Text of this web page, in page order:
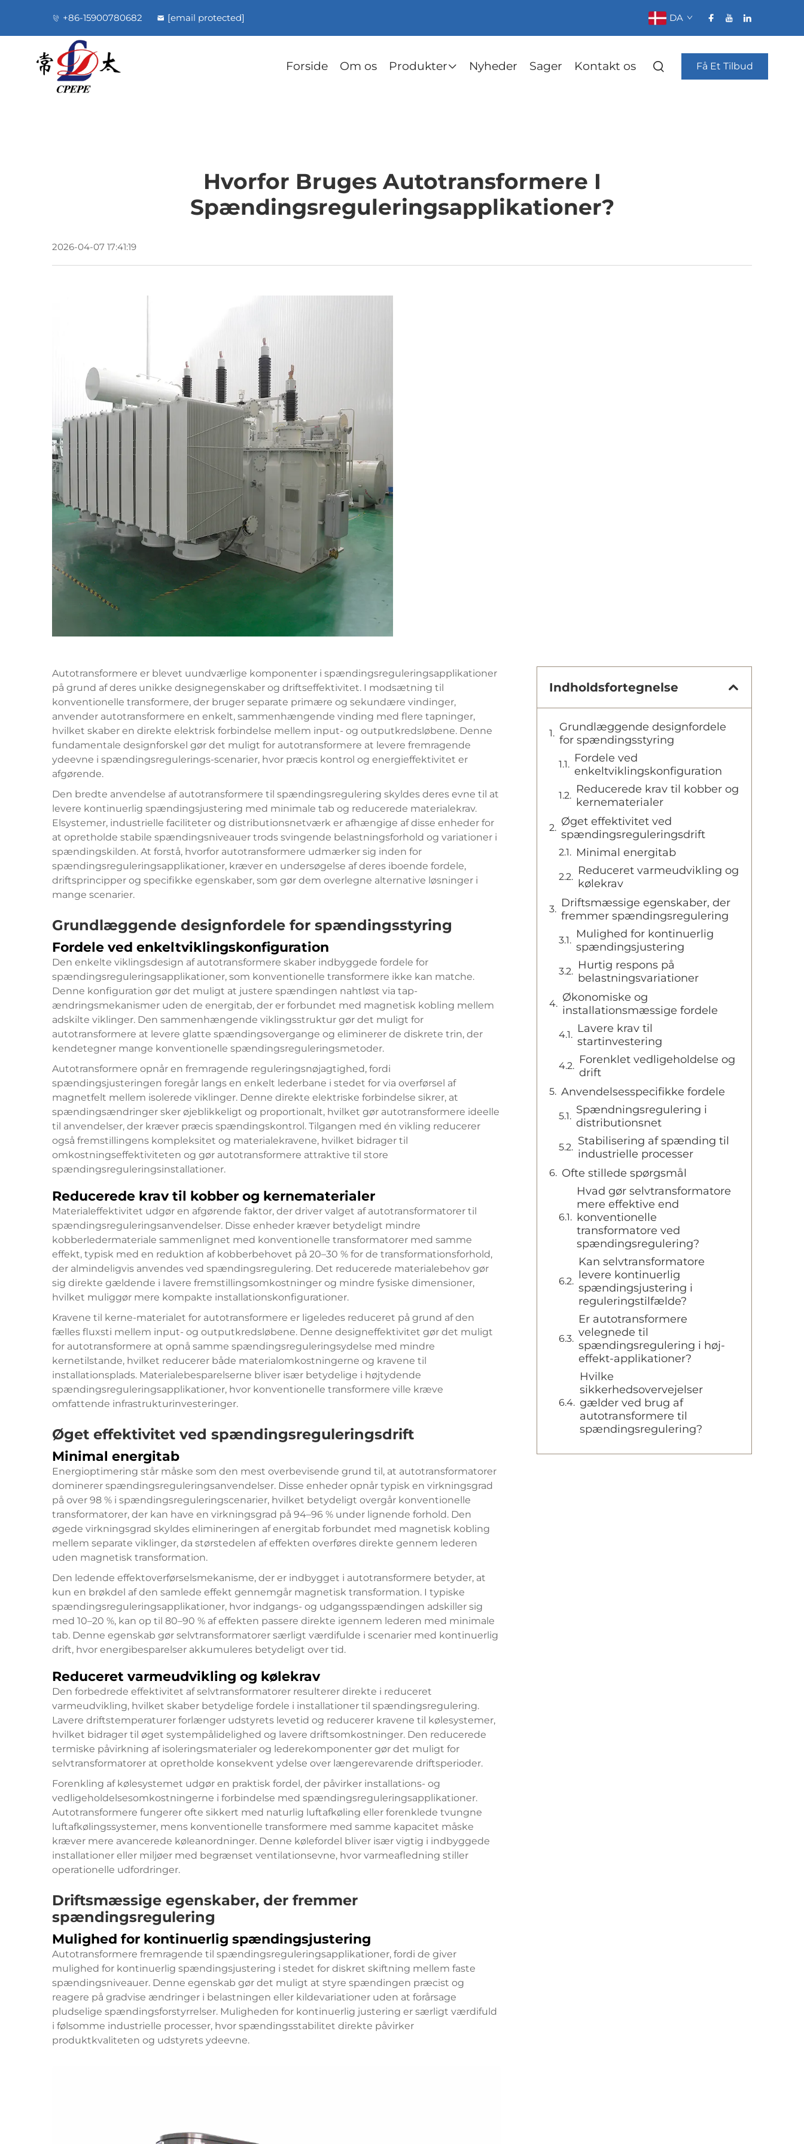
+86-15900780682 [email protected] DA
Forside Om os Produkter Nyheder Sager Kontakt os Få Et Tilbud
Hvorfor Bruges Autotransformere I
Spændingsreguleringsapplikationer?
2026-04-07 17:41:19
Autotransformere er blevet uundværlige komponenter i spændingsreguleringsapplikationer
på grund af deres unikke designegenskaber og driftseffektivitet. I modsætning til
konventionelle transformere, der bruger separate primære og sekundære vindinger,
anvender autotransformere en enkelt, sammenhængende vinding med flere tapninger,
hvilket skaber en direkte elektrisk forbindelse mellem input- og outputkredsløbene. Denne
fundamentale designforskel gør det muligt for autotransformere at levere fremragende
ydeevne i spændingsregulerings-scenarier, hvor præcis kontrol og energieffektivitet er
afgørende.
Den bredte anvendelse af autotransformere til spændingsregulering skyldes deres evne til at
levere kontinuerlig spændingsjustering med minimale tab og reducerede materialekrav.
Elsystemer, industrielle faciliteter og distributionsnetværk er afhængige af disse enheder for
at opretholde stabile spændingsniveauer trods svingende belastningsforhold og variationer i
spændingskilden. At forstå, hvorfor autotransformere udmærker sig inden for
spændingsreguleringsapplikationer, kræver en undersøgelse af deres iboende fordele,
driftsprincipper og specifikke egenskaber, som gør dem overlegne alternative løsninger i
mange scenarier.
Grundlæggende designfordele for spændingsstyring
Fordele ved enkeltviklingskonfiguration
Den enkelte viklingsdesign af autotransformere skaber indbyggede fordele for
spændingsreguleringsapplikationer, som konventionelle transformere ikke kan matche.
Denne konfiguration gør det muligt at justere spændingen nahtløst via tap-
ændringsmekanismer uden de energitab, der er forbundet med magnetisk kobling mellem
adskilte viklinger. Den sammenhængende viklingsstruktur gør det muligt for
autotransformere at levere glatte spændingsovergange og eliminerer de diskrete trin, der
kendetegner mange konventionelle spændingsreguleringsmetoder.
Autotransformere opnår en fremragende reguleringsnøjagtighed, fordi
spændingsjusteringen foregår langs en enkelt lederbane i stedet for via overførsel af
magnetfelt mellem isolerede viklinger. Denne direkte elektriske forbindelse sikrer, at
spændingsændringer sker øjeblikkeligt og proportionalt, hvilket gør autotransformere ideelle
til anvendelser, der kræver præcis spændingskontrol. Tilgangen med én vikling reducerer
også fremstillingens kompleksitet og materialekravene, hvilket bidrager til
omkostningseffektiviteten og gør autotransformere attraktive til store
spændingsreguleringsinstallationer.
Reducerede krav til kobber og kernematerialer
Materialeffektivitet udgør en afgørende faktor, der driver valget af autotransformatorer til
spændingsreguleringsanvendelser. Disse enheder kræver betydeligt mindre
kobberledermateriale sammenlignet med konventionelle transformatorer med samme
effekt, typisk med en reduktion af kobberbehovet på 20–30 % for de transformationsforhold,
der almindeligvis anvendes ved spændingsregulering. Det reducerede materialebehov gør
sig direkte gældende i lavere fremstillingsomkostninger og mindre fysiske dimensioner,
hvilket muliggør mere kompakte installationskonfigurationer.
Kravene til kerne-materialet for autotransformere er ligeledes reduceret på grund af den
fælles fluxsti mellem input- og outputkredsløbene. Denne designeffektivitet gør det muligt
for autotransformere at opnå samme spændingsreguleringsydelse med mindre
kernetilstande, hvilket reducerer både materialomkostningerne og kravene til
installationsplads. Materialebesparelserne bliver især betydelige i højtydende
spændingsreguleringsapplikationer, hvor konventionelle transformere ville kræve
omfattende infrastrukturinvesteringer.
Øget effektivitet ved spændingsreguleringsdrift
Minimal energitab
Energioptimering står måske som den mest overbevisende grund til, at autotransformatorer
dominerer spændingsreguleringsanvendelser. Disse enheder opnår typisk en virkningsgrad
på over 98 % i spændingsreguleringscenarier, hvilket betydeligt overgår konventionelle
transformatorer, der kan have en virkningsgrad på 94–96 % under lignende forhold. Den
øgede virkningsgrad skyldes elimineringen af energitab forbundet med magnetisk kobling
mellem separate viklinger, da størstedelen af effekten overføres direkte gennem lederen
uden magnetisk transformation.
Den ledende effektoverførselsmekanisme, der er indbygget i autotransformere betyder, at
kun en brøkdel af den samlede effekt gennemgår magnetisk transformation. I typiske
spændingsreguleringsapplikationer, hvor indgangs- og udgangsspændingen adskiller sig
med 10–20 %, kan op til 80–90 % af effekten passere direkte igennem lederen med minimale
tab. Denne egenskab gør selvtransformatorer særligt værdifulde i scenarier med kontinuerlig
drift, hvor energibesparelser akkumuleres betydeligt over tid.
Reduceret varmeudvikling og kølekrav
Den forbedrede effektivitet af selvtransformatorer resulterer direkte i reduceret
varmeudvikling, hvilket skaber betydelige fordele i installationer til spændingsregulering.
Lavere driftstemperaturer forlænger udstyrets levetid og reducerer kravene til kølesystemer,
hvilket bidrager til øget systempålidelighed og lavere driftsomkostninger. Den reducerede
termiske påvirkning af isoleringsmaterialer og lederekomponenter gør det muligt for
selvtransformatorer at opretholde konsekvent ydelse over længerevarende driftsperioder.
Forenkling af kølesystemet udgør en praktisk fordel, der påvirker installations- og
vedligeholdelsesomkostningerne i forbindelse med spændingsreguleringsapplikationer.
Autotransformere fungerer ofte sikkert med naturlig luftafkøling eller forenklede tvungne
luftafkølingssystemer, mens konventionelle transformere med samme kapacitet måske
kræver mere avancerede køleanordninger. Denne kølefordel bliver især vigtig i indbyggede
installationer eller miljøer med begrænset ventilationsevne, hvor varmeafledning stiller
operationelle udfordringer.
Driftsmæssige egenskaber, der fremmer
spændingsregulering
Mulighed for kontinuerlig spændingsjustering
Autotransformere fremragende til spændingsreguleringsapplikationer, fordi de giver
mulighed for kontinuerlig spændingsjustering i stedet for diskret skiftning mellem faste
spændingsniveauer. Denne egenskab gør det muligt at styre spændingen præcist og
reagere på gradvise ændringer i belastningen eller kildevariationer uden at forårsage
pludselige spændingsforstyrrelser. Muligheden for kontinuerlig justering er særligt værdifuld
i følsomme industrielle processer, hvor spændingsstabilitet direkte påvirker
produktkvaliteten og udstyrets ydeevne.
Indholdsfortegnelse
Grundlæggende designfordele
for spændingsstyring
Fordele ved
enkeltviklingskonfiguration
Reducerede krav til kobber og
kernematerialer
Øget effektivitet ved
spændingsreguleringsdrift
Minimal energitab
Reduceret varmeudvikling og
kølekrav
Driftsmæssige egenskaber, der
fremmer spændingsregulering
Mulighed for kontinuerlig
spændingsjustering
Hurtig respons på
belastningsvariationer
Økonomiske og
installationsmæssige fordele
Lavere krav til
startinvestering
Forenklet vedligeholdelse og
drift
Anvendelsesspecifikke fordele
Spændningsregulering i
distributionsnet
Stabilisering af spænding til
industrielle processer
Ofte stillede spørgsmål
Hvad gør selvtransformatore
mere effektive end
konventionelle
transformatore ved
spændingsregulering?
Kan selvtransformatore
levere kontinuerlig
spændingsjustering i
reguleringstilfælde?
Er autotransformere
velegnede til
spændingsregulering i høj-
effekt-applikationer?
Hvilke
sikkerhedsovervejelser
gælder ved brug af
autotransformere til
spændingsregulering?